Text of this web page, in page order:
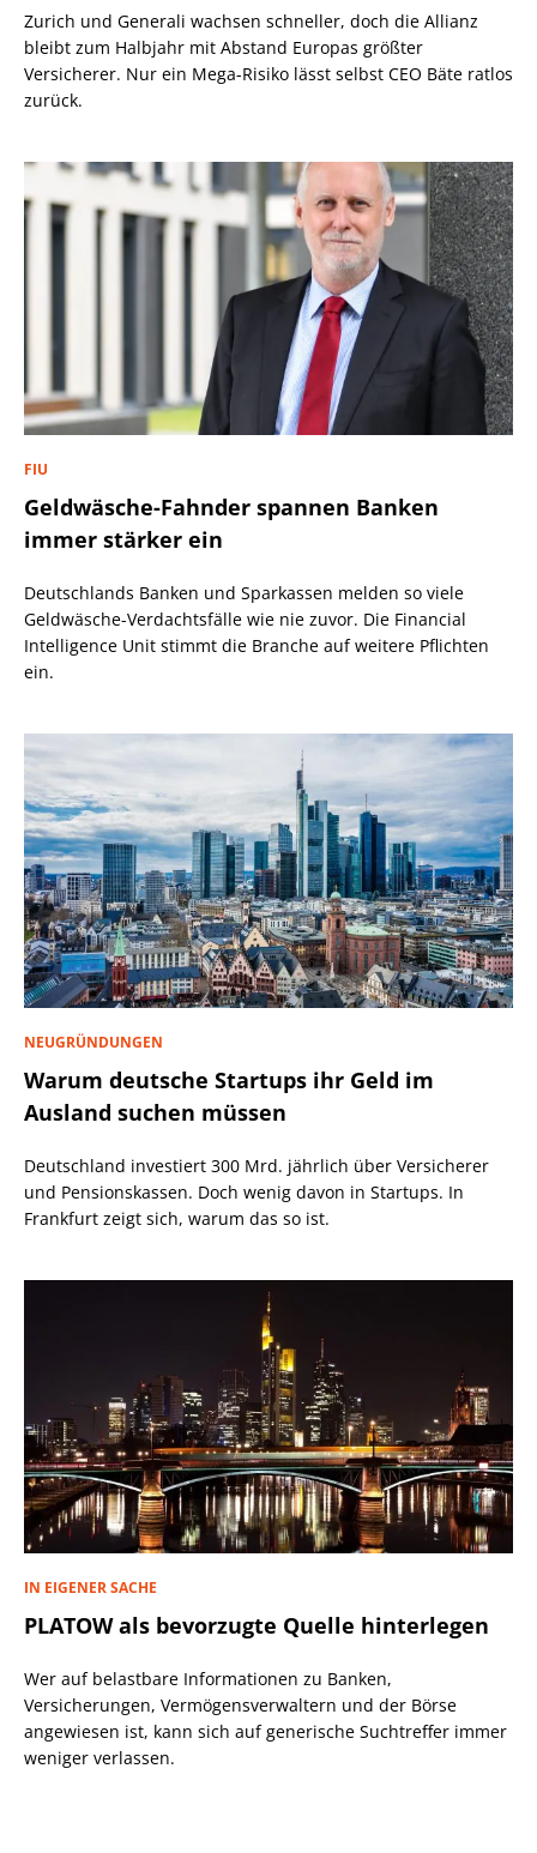
Zurich und Generali wachsen schneller, doch die Allianz
bleibt zum Halbjahr mit Abstand Europas größter
Versicherer. Nur ein Mega-Risiko lässt selbst CEO Bäte ratlos
zurück.
FIU
Geldwäsche-Fahnder spannen Banken
immer stärker ein
Deutschlands Banken und Sparkassen melden so viele
Geldwäsche-Verdachtsfälle wie nie zuvor. Die Financial
Intelligence Unit stimmt die Branche auf weitere Pflichten
ein.
NEUGRÜNDUNGEN
Warum deutsche Startups ihr Geld im
Ausland suchen müssen
Deutschland investiert 300 Mrd. jährlich über Versicherer
und Pensionskassen. Doch wenig davon in Startups. In
Frankfurt zeigt sich, warum das so ist.
IN EIGENER SACHE
PLATOW als bevorzugte Quelle hinterlegen
Wer auf belastbare Informationen zu Banken,
Versicherungen, Vermögensverwaltern und der Börse
angewiesen ist, kann sich auf generische Suchtreffer immer
weniger verlassen.